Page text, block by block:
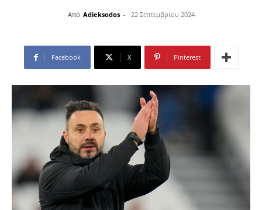
Από Adieksodos - 22 Σεπτεμβρίου 2024
Facebook X Pinterest